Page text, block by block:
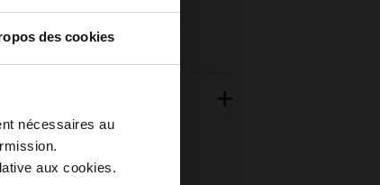
des cookies
nécessaires au
aux cookies.